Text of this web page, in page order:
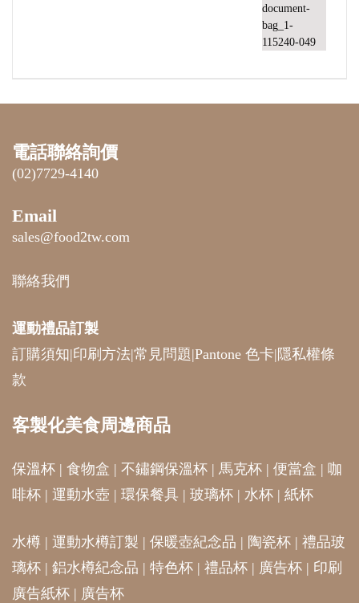
電話聯絡詢價
(02)7729-4140
Email
sales@food2tw.com
聯絡我們
運動禮品訂製
訂購須知|印刷方法|常見問題|Pantone 色卡| 隱私權條
款
客製化美食周邊商品
保溫杯 | 食物盒 | 不鏽鋼保溫杯 | 馬克杯 | 便當盒 | 咖
啡杯 | 運動水壺 | 環保餐具 | 玻璃杯 | 水杯 | 紙杯
水樽 | 運動水樽訂製 | 保暖壺紀念品 | 陶瓷杯 | 禮品玻
璃杯 | 鋁水樽紀念品 | 特色杯 | 禮品杯 | 廣告杯 | 印刷
廣告紙杯 | 廣告杯